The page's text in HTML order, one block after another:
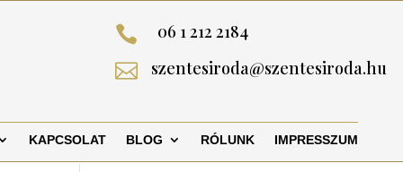
 06 1 212 2184
 szentesiroda@szentesiroda.hu
KAPCSOLAT BLOG RÓLUNK IMPRESSZUM